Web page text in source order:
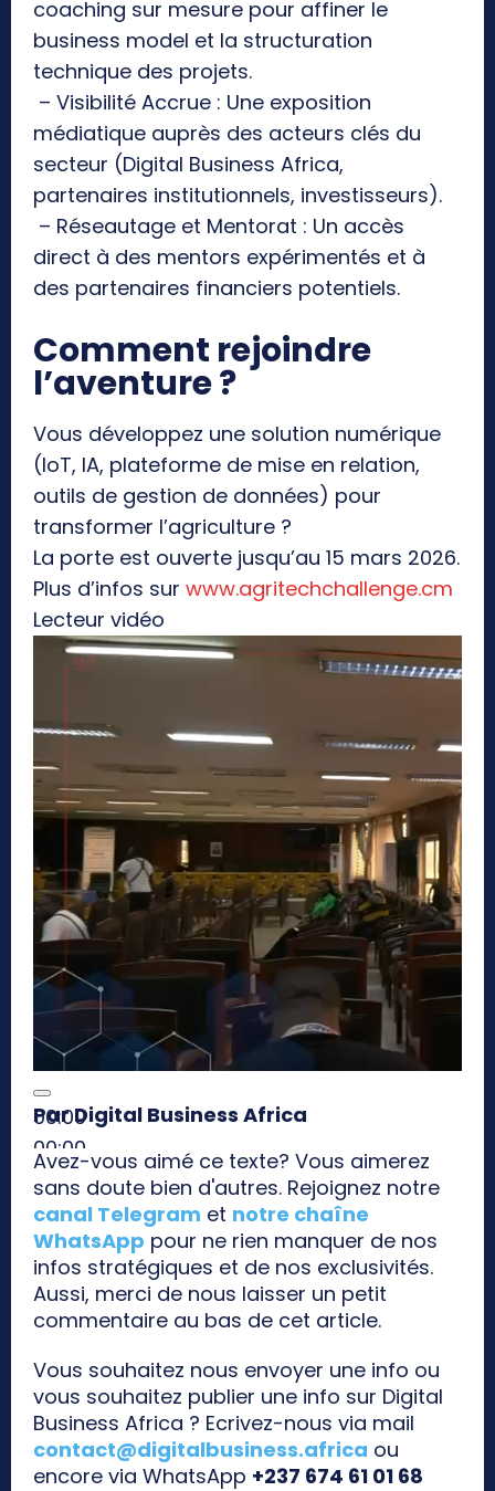
coaching sur mesure pour affiner le
business model et la structuration
technique des projets.
– Visibilité Accrue : Une exposition
médiatique auprès des acteurs clés du
secteur (Digital Business Africa,
partenaires institutionnels, investisseurs).
– Réseautage et Mentorat : Un accès
direct à des mentors expérimentés et à
des partenaires financiers potentiels.
Comment rejoindre
l’aventure ?
Vous développez une solution numérique
(IoT, IA, plateforme de mise en relation,
outils de gestion de données) pour
transformer l’agriculture ?
La porte est ouverte jusqu’au 15 mars 2026.
Plus d’infos sur www.agritechchallenge.cm
Lecteur vidéo
00:00
00:00
01:51
Par Digital Business Africa
Avez-vous aimé ce texte? Vous aimerez
sans doute bien d'autres. Rejoignez notre
canal Telegram et notre chaîne
WhatsApp pour ne rien manquer de nos
infos stratégiques et de nos exclusivités.
Aussi, merci de nous laisser un petit
commentaire au bas de cet article.
Vous souhaitez nous envoyer une info ou
vous souhaitez publier une info sur Digital
Business Africa ? Ecrivez-nous via mail
contact@digitalbusiness.africa ou
encore via WhatsApp +237 674 61 01 68